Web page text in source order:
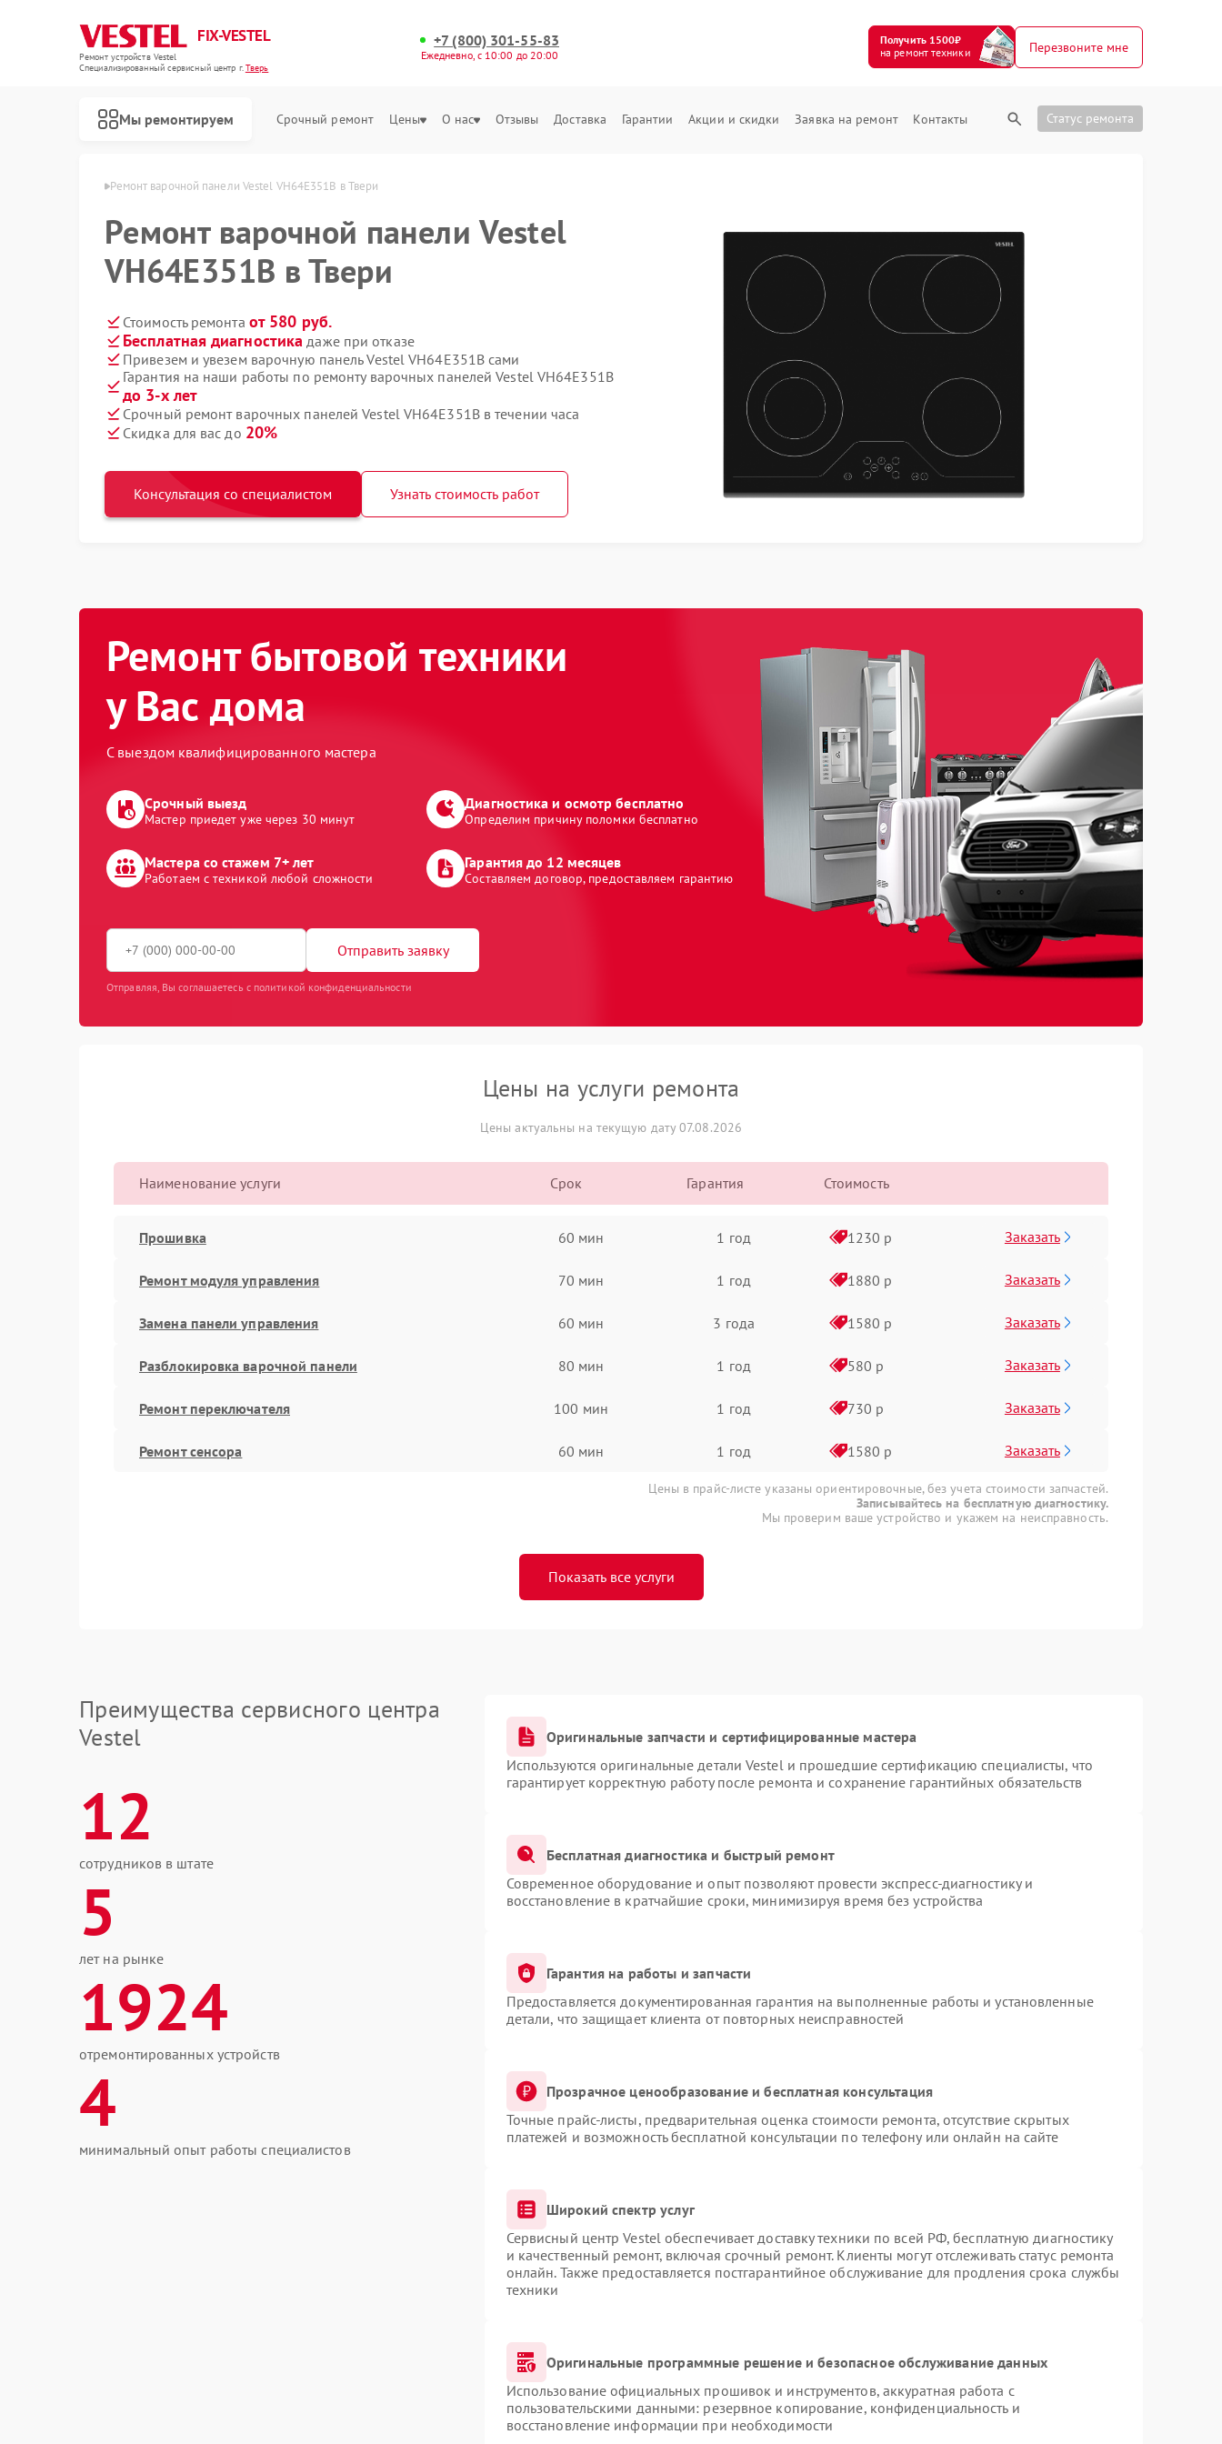
FIX-VESTEL
Ремонт устройств Vestel
Специализированный cервисный центр г.Тверь
+7 (800) 301-55-83
Ежедневно, с 10:00 до 20:00
Получить 1500₽
на ремонт техники
Перезвоните мне
Мы ремонтируем Срочный ремонт Цены О нас Отзывы Доставка Гарантии Акции и скидки Заявка на ремонт Контакты Статус ремонта
Ремонт варочной панели Vestel VH64E351B в Твери
Ремонт варочной панели Vestel
VH64E351B в Твери
Стоимость ремонта от 580 руб.
Бесплатная диагностика даже при отказе
Привезем и увезем варочную панель Vestel VH64E351B сами
Гарантия на наши работы по ремонту варочных панелей Vestel VH64E351B
до 3-х лет
Срочный ремонт варочных панелей Vestel VH64E351B в течении часа
Скидка для вас до 20%
Консультация со специалистом Узнать стоимость работ
Ремонт бытовой техники
у Вас дома
С выездом квалифицированного мастера
Срочный выезд
Мастер приедет уже через 30 минут
Диагностика и осмотр бесплатно
Определим причину поломки бесплатно
Мастера со стажем 7+ лет
Работаем с техникой любой сложности
Гарантия до 12 месяцев
Составляем договор, предоставляем гарантию
Отправить заявку
Отправляя, Вы соглашаетесь с политикой конфиденциальности
Цены на услуги ремонта
Цены актуальны на текущую дату 07.08.2026
Наименование услуги Срок Гарантия Стоимость
Прошивка 60 мин 1 год 1230 р Заказать
Ремонт модуля управления 70 мин 1 год 1880 р Заказать
Замена панели управления 60 мин 3 года 1580 р Заказать
Разблокировка варочной панели 80 мин 1 год 580 р Заказать
Ремонт переключателя 100 мин 1 год 730 р Заказать
Ремонт сенсора 60 мин 1 год 1580 р Заказать
Цены в прайс-листе указаны ориентировочные, без учета стоимости запчастей.
Записывайтесь на бесплатную диагностику.
Мы проверим ваше устройство и укажем на неисправность.
Показать все услуги
Преимущества сервисного центра
Vestel
12
сотрудников в штате
5
лет на рынке
1924
отремонтированных устройств
4
минимальный опыт работы специалистов
Оригинальные запчасти и сертифицированные мастера
Используются оригинальные детали Vestel и прошедшие сертификацию специалисты, что
гарантирует корректную работу после ремонта и сохранение гарантийных обязательств
Бесплатная диагностика и быстрый ремонт
Современное оборудование и опыт позволяют провести экспресс-диагностику и
восстановление в кратчайшие сроки, минимизируя время без устройства
Гарантия на работы и запчасти
Предоставляется документированная гарантия на выполненные работы и установленные
детали, что защищает клиента от повторных неисправностей
Прозрачное ценообразование и бесплатная консультация
Точные прайс-листы, предварительная оценка стоимости ремонта, отсутствие скрытых
платежей и возможность бесплатной консультации по телефону или онлайн на сайте
Широкий спектр услуг
Сервисный центр Vestel обеспечивает доставку техники по всей РФ, бесплатную диагностику
и качественный ремонт, включая срочный ремонт. Клиенты могут отслеживать статус ремонта
онлайн. Также предоставляется постгарантийное обслуживание для продления срока службы
техники
Оригинальные программные решение и безопасное обслуживание данных
Использование официальных прошивок и инструментов, аккуратная работа с
пользовательскими данными: резервное копирование, конфиденциальность и
восстановление информации при необходимости